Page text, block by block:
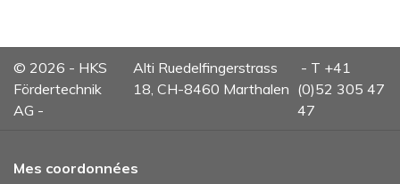
© 2026 - HKS
Fördertechnik
AG -
Alti Ruedelfingerstrass
18, CH-8460 Marthalen
- T +41
(0)52 305 47
47
Mes coordonnées